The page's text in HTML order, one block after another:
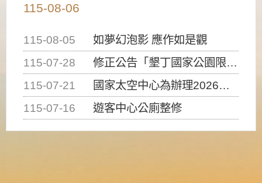
115-08-06
115-08-05
如夢幻泡影 應作如是觀
115-07-28
修正公告「墾丁國家公園限制水域遊憩活動之種類、範圍、時間及行為」，自即日生效。
115-07-21
國家太空中心為辦理2026台灣盃火箭競賽，陸、海、空域警戒及協調相關事宜，因颱風備案事宜
115-07-16
遊客中心公廁整修